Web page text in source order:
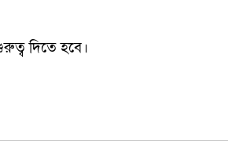
দিতে হবে।